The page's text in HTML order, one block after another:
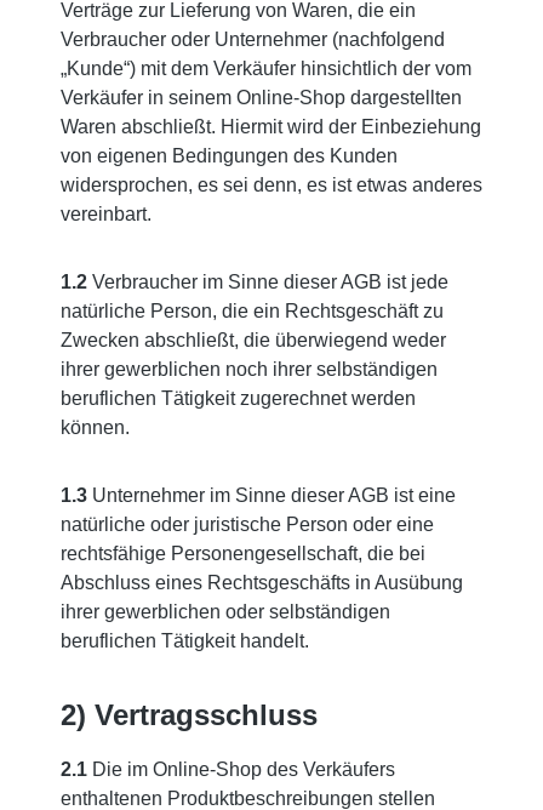
Verträge zur Lieferung von Waren, die ein
Verbraucher oder Unternehmer (nachfolgend
„Kunde“) mit dem Verkäufer hinsichtlich der vom
Verkäufer in seinem Online-Shop dargestellten
Waren abschließt. Hiermit wird der Einbeziehung
von eigenen Bedingungen des Kunden
widersprochen, es sei denn, es ist etwas anderes
vereinbart.
1.2 Verbraucher im Sinne dieser AGB ist jede
natürliche Person, die ein Rechtsgeschäft zu
Zwecken abschließt, die überwiegend weder
ihrer gewerblichen noch ihrer selbständigen
beruflichen Tätigkeit zugerechnet werden
können.
1.3 Unternehmer im Sinne dieser AGB ist eine
natürliche oder juristische Person oder eine
rechtsfähige Personengesellschaft, die bei
Abschluss eines Rechtsgeschäfts in Ausübung
ihrer gewerblichen oder selbständigen
beruflichen Tätigkeit handelt.
2) Vertragsschluss
2.1 Die im Online-Shop des Verkäufers
enthaltenen Produktbeschreibungen stellen